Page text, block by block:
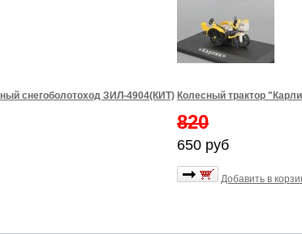
снегоболотоход ЗИЛ-4904(КИТ) Колесный трактор
820
650 руб
Добавить в